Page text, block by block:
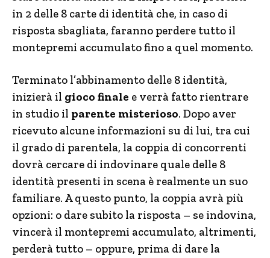
in 2 delle 8 carte di identità che, in caso di
risposta sbagliata, faranno perdere tutto il
montepremi accumulato fino a quel momento.
Terminato l’abbinamento delle 8 identità,
inizierà il gioco finale e verrà fatto rientrare
in studio il parente misterioso. Dopo aver
ricevuto alcune informazioni su di lui, tra cui
il grado di parentela, la coppia di concorrenti
dovrà cercare di indovinare quale delle 8
identità presenti in scena è realmente un suo
familiare. A questo punto, la coppia avrà più
opzioni: o dare subito la risposta – se indovina,
vincerà il montepremi accumulato, altrimenti,
perderà tutto – oppure, prima di dare la